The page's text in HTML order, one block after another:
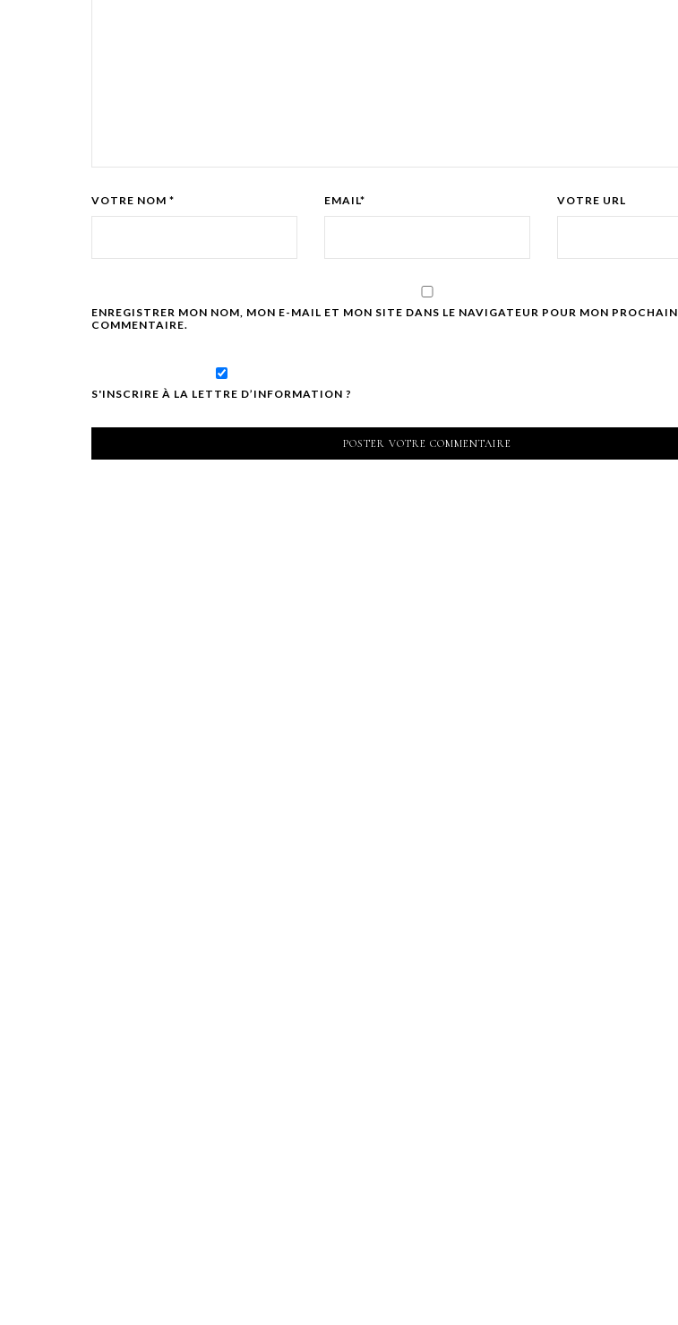
VOTRE NOM * EMAIL* VOTRE URL
ENREGISTRER MON NOM, MON E-MAIL ET MON SITE DANS LE NAVIGATEUR POUR MON PROCHAIN
COMMENTAIRE.
S'INSCRIRE À LA LETTRE D’INFORMATION ?